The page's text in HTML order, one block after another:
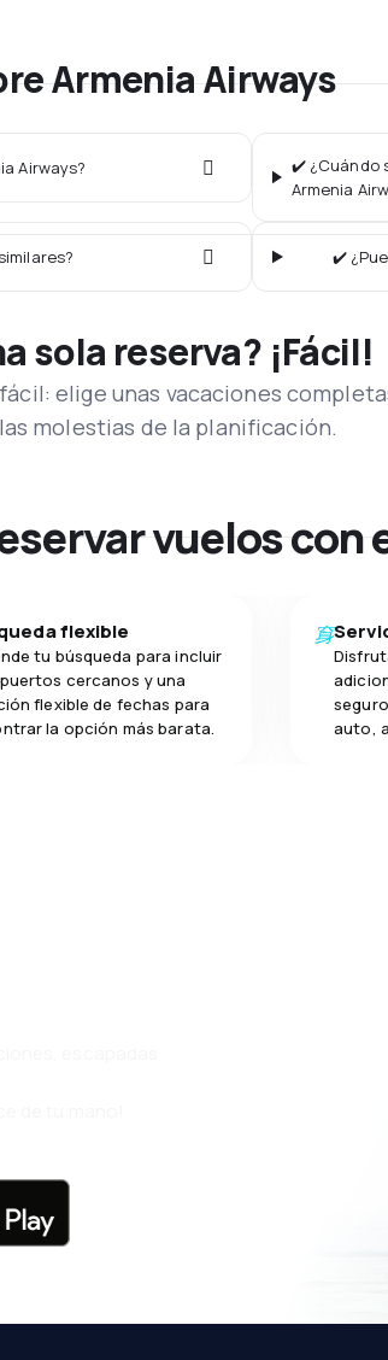
Armenia Airways
Airways?
✔️ ¿Cuándo
Armenia
✔️
sola reserva? ¡Fácil!
elige unas vacaciones
molestias de la planificación.
vuelos con
flexible
tu búsqueda para incluir
cercanos y una
flexible de fechas para
la opción más barata.
auto,